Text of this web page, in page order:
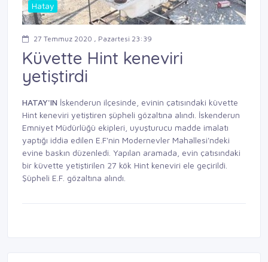
Hatay
27 Temmuz 2020 , Pazartesi 23:39
Küvette Hint keneviri
yetiştirdi
HATAY'IN İskenderun ilçesinde, evinin çatısındaki küvette
Hint keneviri yetiştiren şüpheli gözaltına alındı. İskenderun
Emniyet Müdürlüğü ekipleri, uyuşturucu madde imalatı
yaptığı iddia edilen E.F'nin Modernevler Mahallesi'ndeki
evine baskın düzenledi. Yapılan aramada, evin çatısındaki
bir küvette yetiştirilen 27 kök Hint keneviri ele geçirildi.
Şüpheli E.F. gözaltına alındı.